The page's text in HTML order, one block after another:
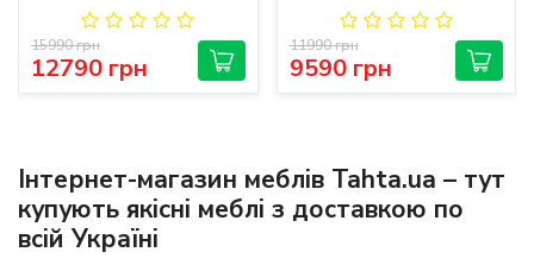
12790 грн
15990 грн
9590 грн
11990 грн
Інтернет-магазин меблів Tahta.ua – тут
купують якісні меблі з доставкою по
всій Україні